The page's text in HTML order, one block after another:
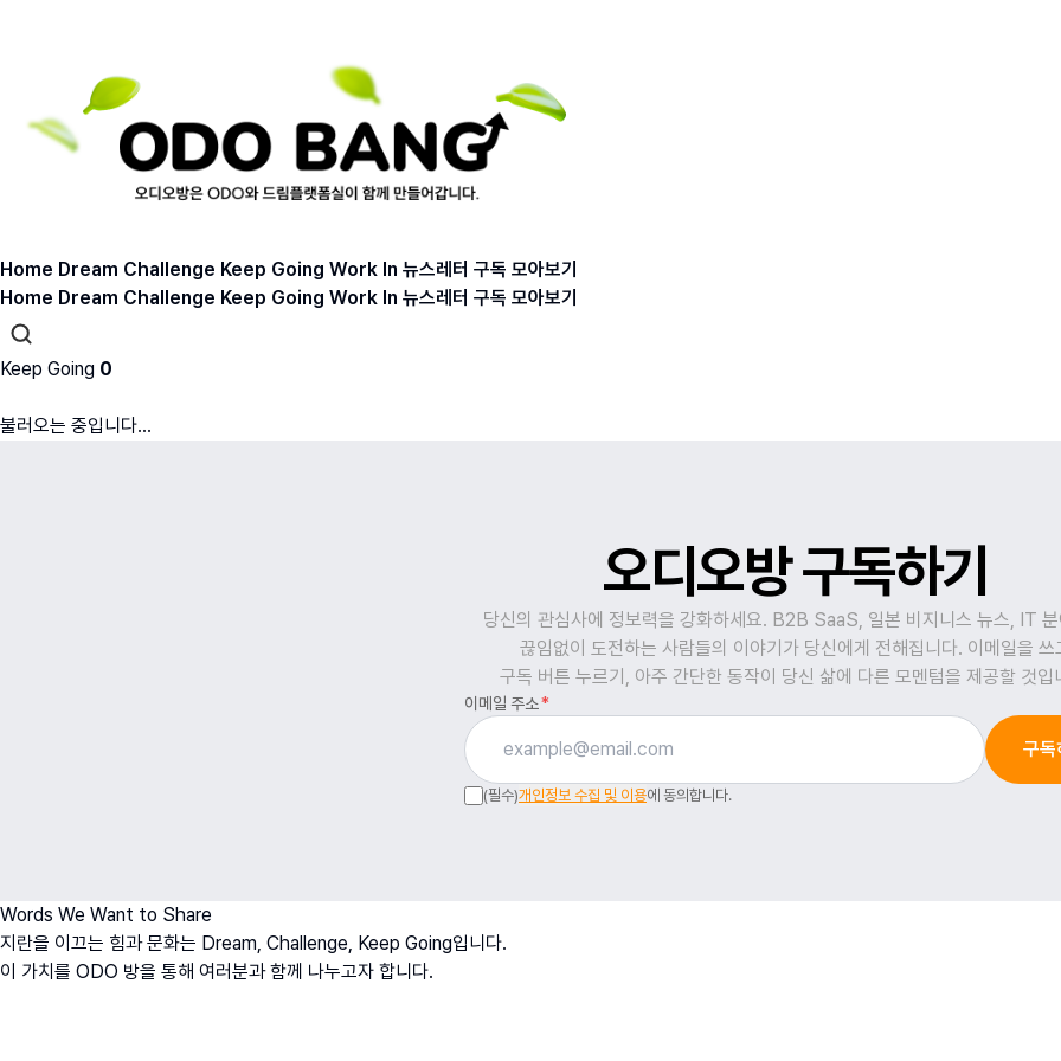
Home Dream Challenge Keep Going Work In 뉴스레터 구독 모아보기
Home Dream Challenge Keep Going Work In 뉴스레터 구독 모아보기
Keep Going 0
불러오는 중입니다...
오디오방 구독하기
당신의 관심사에 정보력을 강화하세요. B2B SaaS, 일본 비지니스 뉴스, IT 분
끊임없이 도전하는 사람들의 이야기가 당신에게 전해집니다. 이메일을 쓰
구독 버튼 누르기, 아주 간단한 동작이 당신 삶에 다른 모멘텀을 제공할 것입
이메일 주소*
구독
(필수)개인정보 수집 및 이용에 동의합니다.
Words We Want to Share
지란을 이끄는 힘과 문화는 Dream, Challenge, Keep Going입니다.
이 가치를 ODO 방을 통해 여러분과 함께 나누고자 합니다.